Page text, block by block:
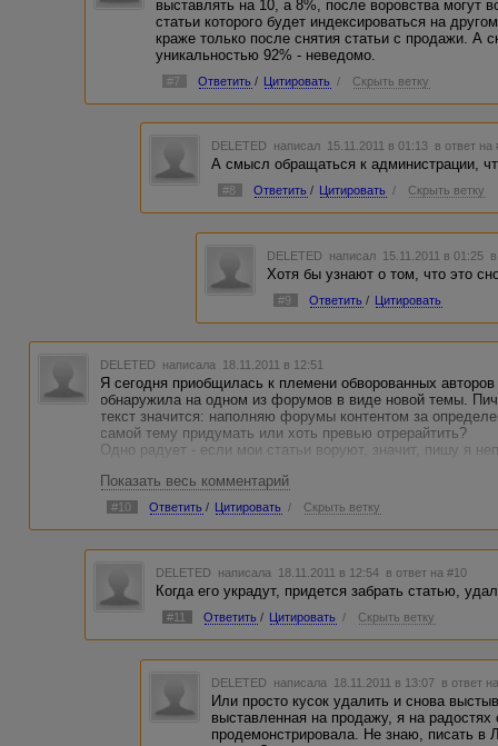
выставлять на 10, а 8%, после воровства могут
статьи которого будет индексироваться на
краже только после снятия статьи с продажи. А
уникальностью 92% - неведомо.
#7 Ответить / Цитировать / Скрыть ветку
DELETED написал 15.11.2011 в 01:13 в ответ на
А смысл обращаться к администрации,
#8 Ответить / Цитировать / Скрыть ветку
DELETED написал 15.11.2011 в 01:25
Хотя бы узнают о том, что это
#9 Ответить / Цитировать
DELETED написала 18.11.2011 в 12:51
Я сегодня приобщилась к племени обворованных
обнаружила на одном из форумов в виде новой темы.
текст значится: наполняю форумы контентом за
самой тему придумать или хоть превью отрерайтить?
Одно радует - если мои статьи воруют, значит, пишу я
Вот идея - выставлять в виде анонса небольшой кусочек
особого ущерба для текста. Попробую.
Не знаю, что тут может сделать администрация. Кусок
видеть.
Показать весь комментарий
#10 Ответить / Цитировать / Скрыть ветку
DELETED написала 18.11.2011 в 12:54 в ответ на #10
Когда его украдут, придется забрать статью,
#11 Ответить / Цитировать / Скрыть ветку
DELETED написала 18.11.2011 в 13:07 в ответ
Или просто кусок удалить и снова
выставленная на продажу, я на
продемонстрировала. Не знаю, писать в